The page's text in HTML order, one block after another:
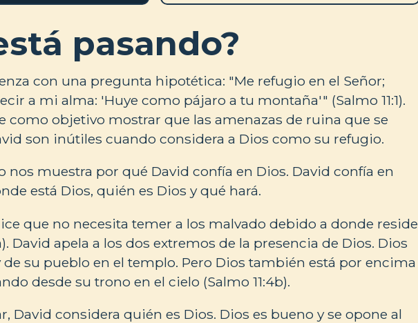
pasando?
con una pregunta hipotética: "Me refugio en el Señor;
a mi alma: 'Huye como pájaro a tu montaña'" (Salmo 11:1).
como objetivo mostrar que las amenazas de ruina que se
son inútiles cuando considera a Dios como su refugio.
nos muestra por qué David confía en Dios. David confía en
está Dios, quién es Dios y qué hará.
que no necesita temer a los malvado debido a donde reside
David apela a los dos extremos de la presencia de Dios. Dios
de su pueblo en el templo. Pero Dios también está por encima
desde su trono en el cielo (Salmo 11:4b).
David considera quién es Dios. Dios es bueno y se opone al